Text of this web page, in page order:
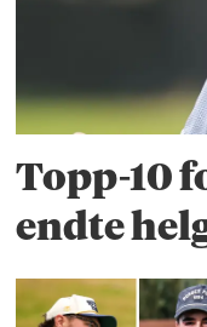
Topp-10
endte